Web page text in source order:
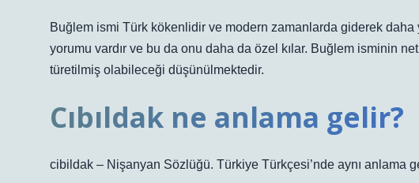
Buğlem ismi Türk kökenlidir ve modern zamanlarda giderek daha
yorumu vardır ve bu da onu daha da özel kılar. Buğlem isminin
türetilmiş olabileceği düşünülmektedir.
Cıbıldak ne anlama gelir?
cibildak – Nişanyan Sözlüğü. Türkiye Türkçesi’nde aynı anlama